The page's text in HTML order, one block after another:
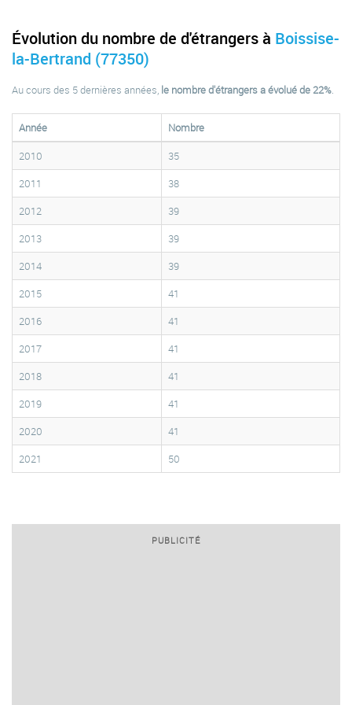
Évolution du nombre de d'étrangers à Boissise-
la-Bertrand (77350)
Au cours des 5 dernières années, le nombre d'étrangers a évolué de 22%.
Année
Nombre
2010
35
2011
38
2012
39
2013
39
2014
39
2015
41
2016
41
2017
41
2018
41
2019
41
2020
41
2021
50
PUBLICITÉ